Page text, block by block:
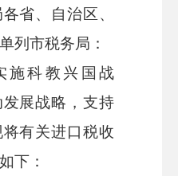
省、自治区、
列市税务局：
施科教兴国战
展战略，支持
有关进口税收
下：